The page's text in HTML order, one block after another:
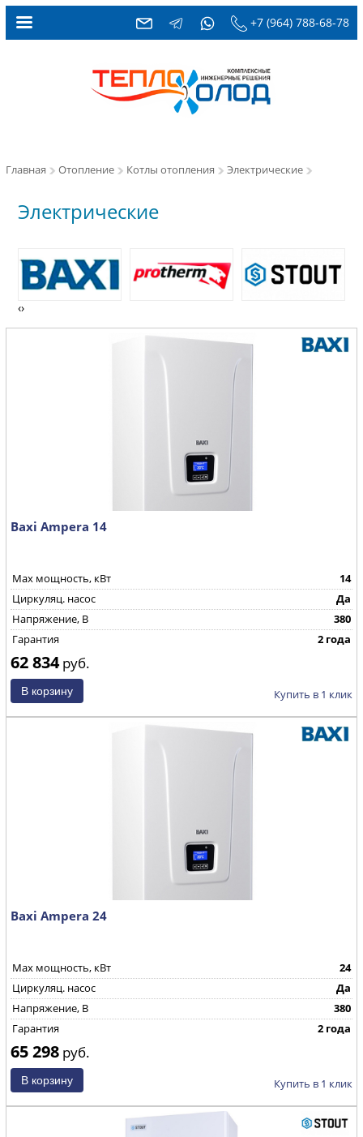
+7 (964) 788-68-78
Главная Отопление Котлы отопления Электрические
Электрические
‹›
Baxi Ampera 14
Max мощность, кВт
14
Циркуляц. насос
Да
Напряжение, В
380
Гарантия
2 года
62 834руб.
Купить в 1 клик
Baxi Ampera 24
Max мощность, кВт
24
Циркуляц. насос
Да
Напряжение, В
380
Гарантия
2 года
65 298 руб.
Купить в 1 клик